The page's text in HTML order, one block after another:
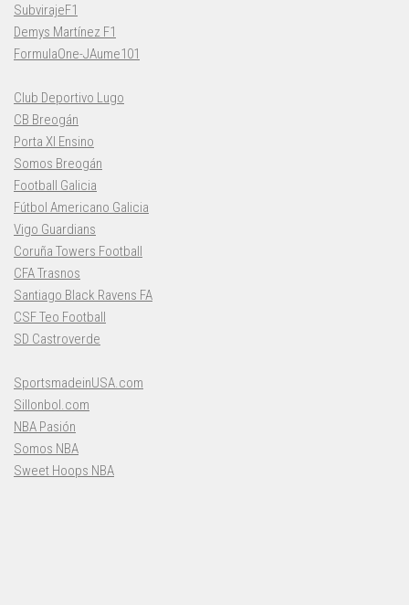
SubvirajeF1
Demys Martínez F1
FormulaOne-JAume101
Club Deportivo Lugo
CB Breogán
Porta XI Ensino
Somos Breogán
Football Galicia
Fútbol Americano Galicia
Vigo Guardians
Coruña Towers Football
CFA Trasnos
Santiago Black Ravens FA
CSF Teo Football
SD Castroverde
SportsmadeinUSA.com
Sillonbol.com
NBA Pasión
Somos NBA
Sweet Hoops NBA